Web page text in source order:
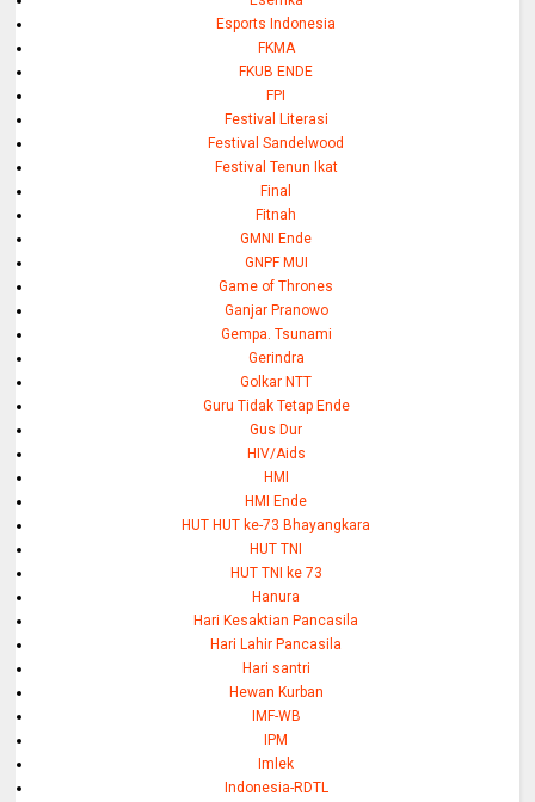
Esports Indonesia
FKMA
FKUB ENDE
FPI
Festival Literasi
Festival Sandelwood
Festival Tenun Ikat
Final
Fitnah
GMNI Ende
GNPF MUI
Game of Thrones
Ganjar Pranowo
Gempa. Tsunami
Gerindra
Golkar NTT
Guru Tidak Tetap Ende
Gus Dur
HIV/Aids
HMI
HMI Ende
HUT HUT ke-73 Bhayangkara
HUT TNI
HUT TNI ke 73
Hanura
Hari Kesaktian Pancasila
Hari Lahir Pancasila
Hari santri
Hewan Kurban
IMF-WB
IPM
Imlek
Indonesia-RDTL